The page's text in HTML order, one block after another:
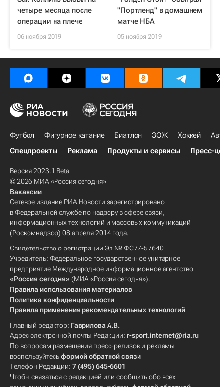
четыре месяца после
операции на плече
06 ноября 2019
"Портленд" в домашнем
матче НБА
05 ноября 2019
Футбол Фигурное катание Биатлон ЗОЖ Хоккей
Спецпроекты
Реклама Продукты и сервисы Пресс-
Версия 2023.1 Beta
© 2026 МИА «Россия сегодня»
Вакансии
Сетевое издание РИА Новости зарегистрировано
в Федеральной службе по надзору в сфере связи,
информационных технологий и массовых коммуникаций
(Роскомнадзор) 08 апреля 2014 года.
Свидетельство о регистрации Эл № ФС77-57640
Учредитель: Федеральное государственное унитарное
предприятие Международное информационное агентство
«Россия сегодня» (МИА «Россия сегодня»).
Правила использования материалов
Политика конфиденциальности
Правила применения рекомендательных технологий
Главный редактор: Гаврилова А.В.
Адрес электронной почты Редакции: r-sport.internet@ria.ru
По вопросам размещения пресс-релизов и рекламы
воспользуйтесьформой обратной связи
Телефон Редакции: 7 (495) 645-6601
Чтобы связаться с редакцией или сообщить обо всех